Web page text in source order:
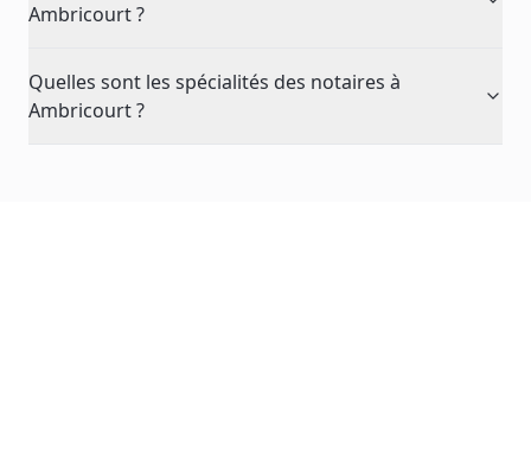
Ambricourt ?
Quelles sont les spécialités des notaires à
Ambricourt ?